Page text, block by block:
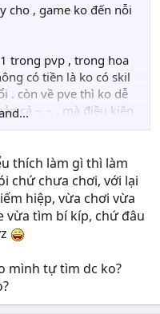
cho , game ko đến nỗi
trong pvp , trong hoa
có tiền là ko có skil
. còn về pve thì ko dễ
cả ~.~ , mà điều kiện
được cơ mà đến lúc
mà ko chịu bỏ đồng $
game này làm gì , vì
tương lai toàn đại gia
chơi từ từ , tuy pvp có
bởi những skil set end
pvp , nói chung cái
thì 1000 char, ngôi vua
là khi pk thì 1 vs 3
thích làm gì thì làm
chứ chưa chơi, với lại
hiệp, vừa chơi vừa
vừa tìm bí kíp, chứ đâu
mình tự tìm dc ko?